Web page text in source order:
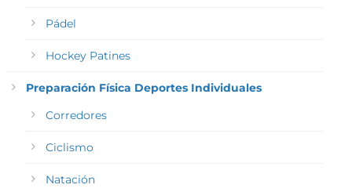
Pádel
Hockey Patines
Preparación Física Deportes Individuales
Corredores
Ciclismo
Natación